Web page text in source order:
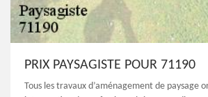
PRIX PAYSAGISTE POUR 71190
Tous les travaux d’aménagement de paysage